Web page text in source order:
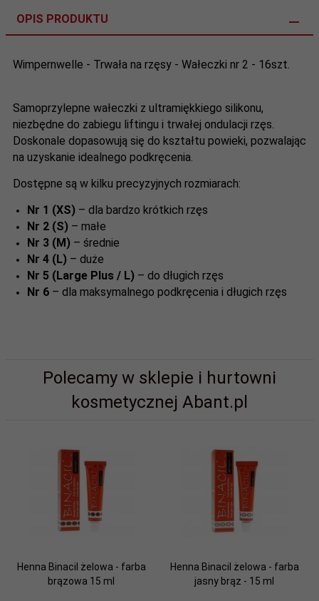
OPIS PRODUKTU
Wimpernwelle - Trwała na rzęsy - Wałeczki nr 2 - 16szt.
Samoprzylepne wałeczki z ultramiękkiego silikonu,
niezbędne do zabiegu liftingu i trwałej ondulacji rzęs.
Doskonale dopasowują się do kształtu powieki, pozwalając
na uzyskanie idealnego podkręcenia.
Dostępne są w kilku precyzyjnych rozmiarach:
Nr 1 (XS) – dla bardzo krótkich rzęs
Nr 2 (S) – małe
Nr 3 (M) – średnie
Nr 4 (L) – duże
Nr 5 (Large Plus / L) – do długich rzęs
Nr 6 – dla maksymalnego podkręcenia i długich rzęs
Polecamy w sklepie i hurtowni
kosmetycznej Abant.pl
Henna Binacil żelowa - farba
brązowa 15 ml
Henna Binacil żelowa - farba
jasny brąz - 15 ml